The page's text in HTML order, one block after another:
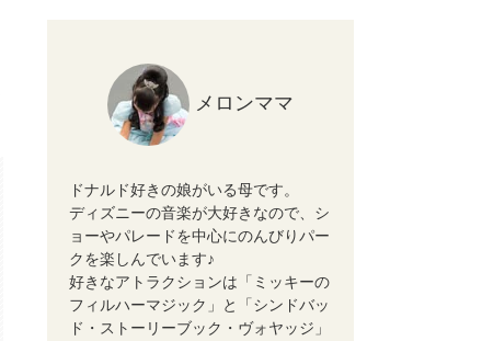
メロンママ
ドナルド好きの娘がいる母です。
ディズニーの音楽が大好きなので、シ
ョーやパレードを中心にのんびりパー
クを楽しんでいます♪
好きなアトラクションは「ミッキーの
フィルハーマジック」と「シンドバッ
ド・ストーリーブック・ヴォヤッジ」